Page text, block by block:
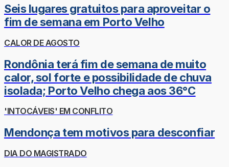
Seis lugares gratuitos para aproveitar o
fim de semana em Porto Velho
CALOR DE AGOSTO
Rondônia terá fim de semana de muito
calor, sol forte e possibilidade de chuva
isolada; Porto Velho chega aos 36°C
'INTOCÁVEIS' EM CONFLITO
Mendonça tem motivos para desconfiar
DIA DO MAGISTRADO